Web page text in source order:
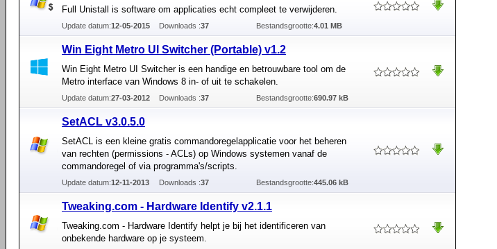
Full Unistall is software om applicaties echt compleet te verwijderen.
Update datum:12-05-2015 Downloads :37 Bestandsgrootte:4.01 MB
Win Eight Metro UI Switcher (Portable) v1.2
Win Eight Metro UI Switcher is een handige en betrouwbare tool om de
Metro interface van Windows 8 in- of uit te schakelen.
Update datum:27-03-2012 Downloads :37 Bestandsgrootte:690.97 kB
SetACL v3.0.5.0
SetACL is een kleine gratis commandoregelapplicatie voor het beheren
van rechten (permissions - ACLs) op Windows systemen vanaf de
commandoregel of via programma's/scripts.
Update datum:12-11-2013 Downloads :37 Bestandsgrootte:445.06 kB
Tweaking.com - Hardware Identify v2.1.1
Tweaking.com - Hardware Identify helpt je bij het identificeren van
onbekende hardware op je systeem.